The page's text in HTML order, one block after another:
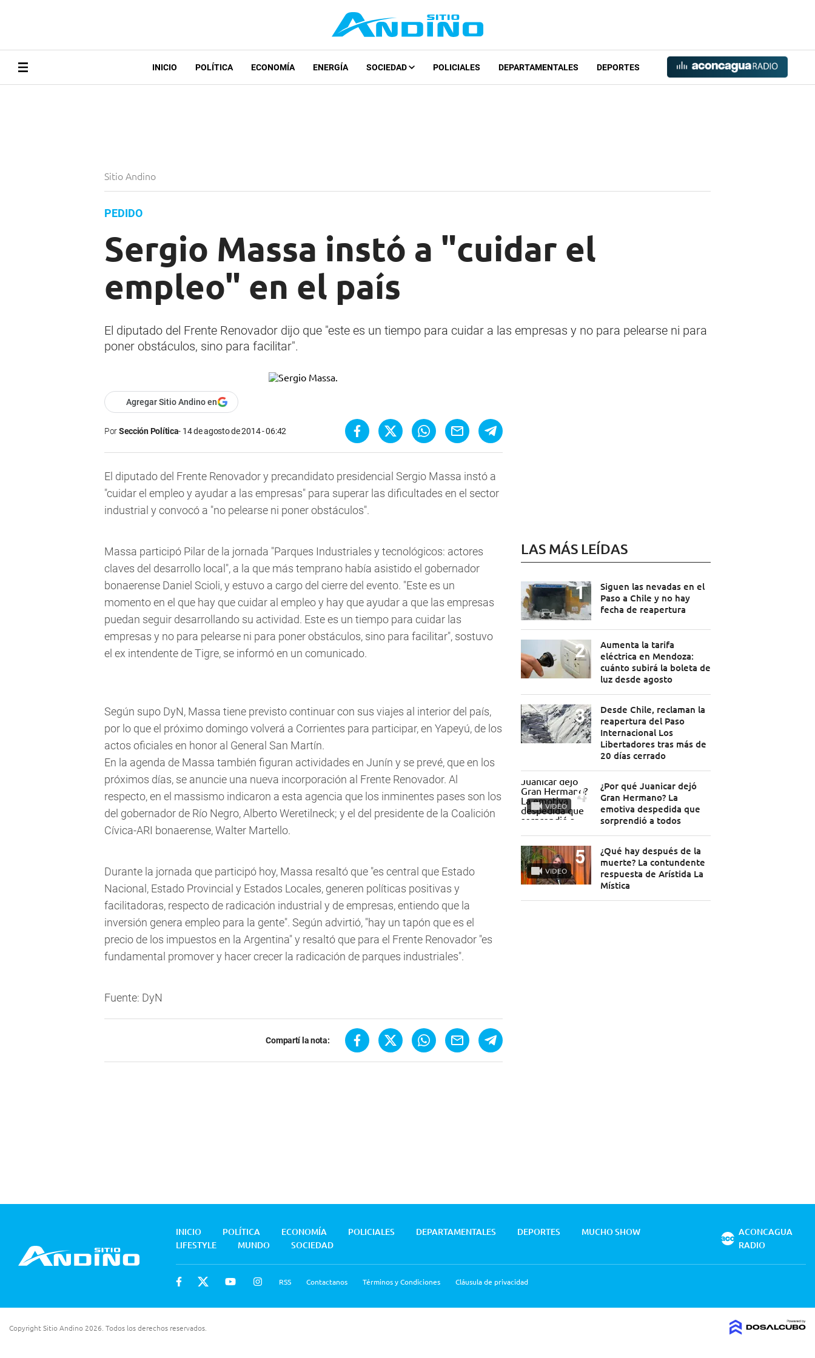
INICIO POLÍTICA ECONOMÍA ENERGÍA SOCIEDAD POLICIALES DEPARTAMENTALES DEPORTES
Sitio Andino
PEDIDO
Sergio Massa instó a "cuidar el
empleo" en el país
El diputado del Frente Renovador dijo que "este es un tiempo para cuidar a las empresas y no para pelearse ni para
poner obstáculos, sino para facilitar".
Agregar Sitio Andino en
PorSección Política 14 de agosto de 2014 - 06:42
El diputado del Frente Renovador y precandidato presidencial Sergio Massa instó a
"cuidar el empleo y ayudar a las empresas" para superar las dificultades en el sector
industrial y convocó a "no pelearse ni poner obstáculos".
Massa participó Pilar de la jornada "Parques Industriales y tecnológicos: actores
claves del desarrollo local", a la que más temprano había asistido el gobernador
bonaerense Daniel Scioli, y estuvo a cargo del cierre del evento. "Este es un
momento en el que hay que cuidar al empleo y hay que ayudar a que las empresas
puedan seguir desarrollando su actividad. Este es un tiempo para cuidar las
empresas y no para pelearse ni para poner obstáculos, sino para facilitar", sostuvo
el ex intendente de Tigre, se informó en un comunicado.
Según supo DyN, Massa tiene previsto continuar con sus viajes al interior del país,
por lo que el próximo domingo volverá a Corrientes para participar, en Yapeyú, de los
actos oficiales en honor al General San Martín.
En la agenda de Massa también figuran actividades en Junín y se prevé, que en los
próximos días, se anuncie una nueva incorporación al Frente Renovador. Al
respecto, en el massismo indicaron a esta agencia que los inminentes pases son los
del gobernador de Río Negro, Alberto Weretilneck; y el del presidente de la Coalición
Cívica-ARI bonaerense, Walter Martello.
Durante la jornada que participó hoy, Massa resaltó que "es central que Estado
Nacional, Estado Provincial y Estados Locales, generen políticas positivas y
facilitadoras, respecto de radicación industrial y de empresas, entiendo que la
inversión genera empleo para la gente". Según advirtió, "hay un tapón que es el
precio de los impuestos en la Argentina" y resaltó que para el Frente Renovador "es
fundamental promover y hacer crecer la radicación de parques industriales".
Fuente: DyN
Compartí la nota:
LAS MÁS LEÍDAS
Siguen las nevadas en el
Paso a Chile y no hay
fecha de reapertura
Aumenta la tarifa
eléctrica en Mendoza:
cuánto subirá la boleta de
luz desde agosto
Desde Chile, reclaman la
reapertura del Paso
Internacional Los
Libertadores tras más de
20 días cerrado
VIDEO
¿Por qué Juanicar dejó
Gran Hermano? La
emotiva despedida que
sorprendió a todos
VIDEO
¿Qué hay después de la
muerte? La contundente
respuesta de Arístida La
Mística
INICIO POLÍTICA ECONOMÍA POLICIALES DEPARTAMENTALES DEPORTES
MUCHO SHOW
LIFESTYLE
MUNDO SOCIEDAD
RSS Contactanos Términos y Condiciones Cláusula de privacidad
ACONCAGUA
RADIO
Copyright Sitio Andino 2026. Todos los derechos reservados.